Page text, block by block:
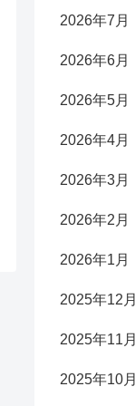
2026年7月
2026年6月
2026年5月
2026年4月
2026年3月
2026年2月
2026年1月
2025年12月
2025年11月
2025年10月